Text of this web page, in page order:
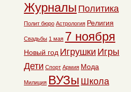
Журналы Политика
Полит бюро Астрология Религия
Свадьбы 1 мая 7 ноября
Новый год Игрушки Игры
Дети Спорт Армия Мода
Милиция ВУЗы Школа